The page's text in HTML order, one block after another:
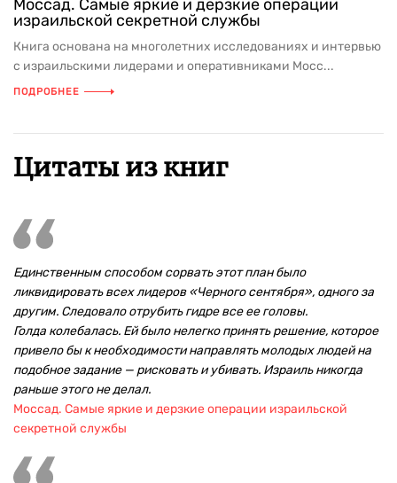
Моссад. Самые яркие и дерзкие операции
израильской секретной службы
Книга основана на многолетних исследованиях и интервью
с израильскими лидерами и оперативниками Мосс...
ПОДРОБНЕЕ
Цитаты из книг
Единственным способом сорвать этот план было
ликвидировать всех лидеров «Черного сентября», одного за
другим. Следовало отрубить гидре все ее головы.
Голда колебалась. Ей было нелегко принять решение, которое
привело бы к необходимости направлять молодых людей на
подобное задание — рисковать и убивать. Израиль никогда
раньше этого не делал.
Моссад. Самые яркие и дерзкие операции израильской
секретной службы